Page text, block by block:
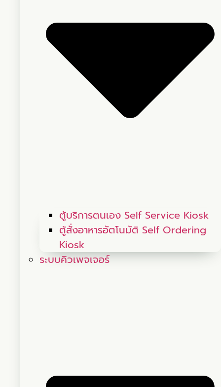
ตู้บริการตนเอง Self Service Kiosk
ตู้สั่งอาหารอัตโนมัติ Self Ordering
Kiosk
ระบบคิวเพจเจอร์